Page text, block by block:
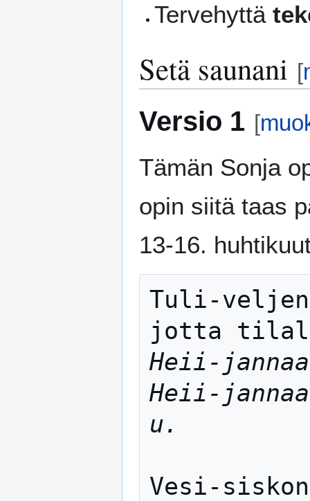
Tervehyttä
Setä saunani [
Versio 1 [
Tämän Sonja
opin siitä taas
13-16.
Tuli-
Heii-
Heii-
u.
Vesi-